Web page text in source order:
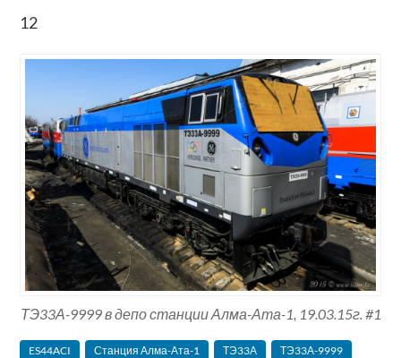
12
ТЭ33А-9999 в депо станции Алма-Ата-1, 19.03.15г. #1
ES44ACI Станция Алма-Ата-1 ТЭ33А ТЭ33А-9999